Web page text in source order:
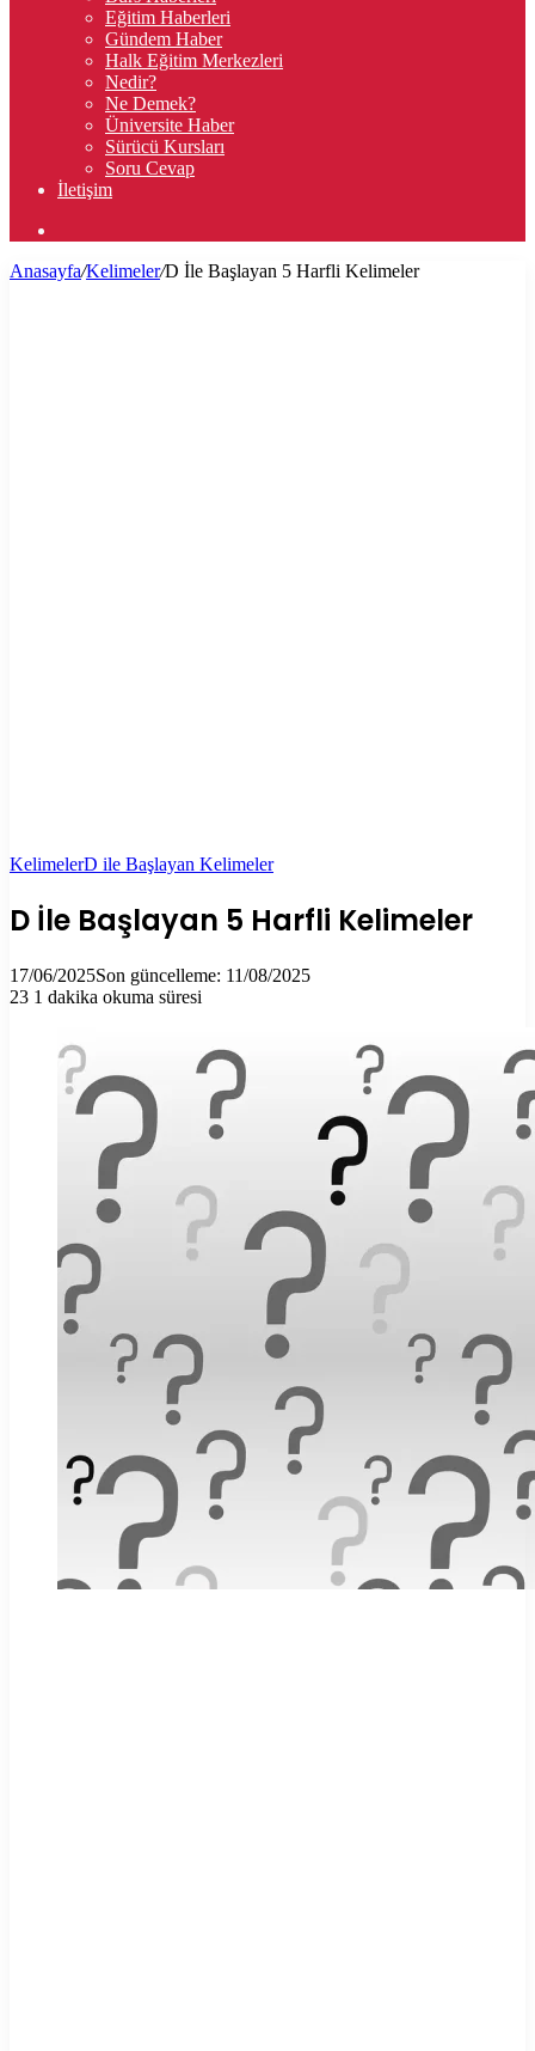
Eğitim Haberleri
Gündem Haber
Halk Eğitim Merkezleri
Nedir?
Ne Demek?
Üniversite Haber
Sürücü Kursları
Soru Cevap
İletişim
...
Anasayfa/Kelimeler/D İle Başlayan 5 Harfli Kelimeler
KelimelerD ile Başlayan Kelimeler
D İle Başlayan 5 Harfli Kelimeler
17/06/2025Son güncelleme: 11/08/2025
23 1 dakika okuma süresi